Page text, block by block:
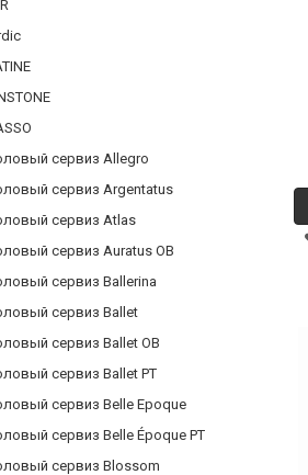
сервиз Allegro
сервиз Argentatus
сервиз Atlas
сервиз Auratus OB
сервиз Ballerina
сервиз Ballet
сервиз Ballet OB
сервиз Ballet PT
сервиз Belle Epoque
сервиз Belle Époque PT
сервиз Blossom